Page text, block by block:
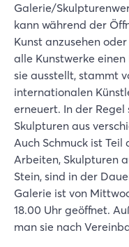
Galerie/
kann während der
Kunst anzusehen
alle Kunstwerke einen
sie ausstellt, stammt
internationalen
erneuert. In der
Skulpturen aus
Auch Schmuck ist
Arbeiten, Skulpturen
Stein, sind in der
Galerie ist von
18.00 Uhr geöffnet.
man sie nach